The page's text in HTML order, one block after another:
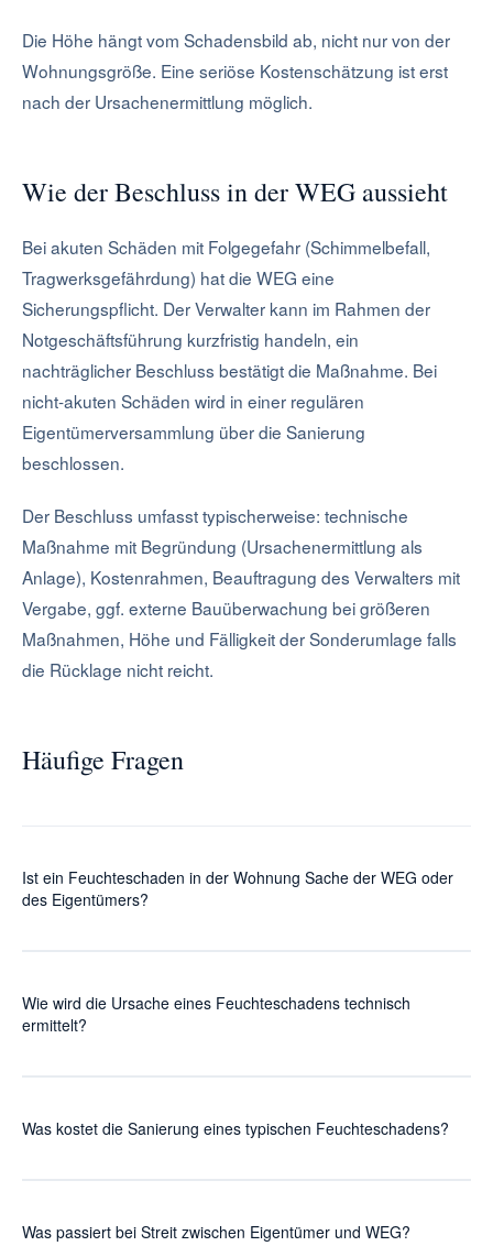
Die Höhe hängt vom Schadensbild ab, nicht nur von der
Wohnungsgröße. Eine seriöse Kostenschätzung ist erst
nach der Ursachenermittlung möglich.
Wie der Beschluss in der WEG aussieht
Bei akuten Schäden mit Folgegefahr (Schimmelbefall,
Tragwerksgefährdung) hat die WEG eine
Sicherungspflicht. Der Verwalter kann im Rahmen der
Notgeschäftsführung kurzfristig handeln, ein
nachträglicher Beschluss bestätigt die Maßnahme. Bei
nicht-akuten Schäden wird in einer regulären
Eigentümerversammlung über die Sanierung
beschlossen.
Der Beschluss umfasst typischerweise: technische
Maßnahme mit Begründung (Ursachenermittlung als
Anlage), Kostenrahmen, Beauftragung des Verwalters mit
Vergabe, ggf. externe Bauüberwachung bei größeren
Maßnahmen, Höhe und Fälligkeit der Sonderumlage falls
die Rücklage nicht reicht.
Häufige Fragen
Ist ein Feuchteschaden in der Wohnung Sache der WEG oder
des Eigentümers?
Steigleitung, Drainage), trägt die WEG. Liegt die Ursache
im Sondereigentum, trägt der Eigentümer.
Wie wird die Ursache eines Feuchteschadens technisch
ermittelt?
Salzbestimmung. Dauer 1 bis 4 Stunden vor Ort plus
Was kostet die Sanierung eines typischen Feuchteschadens?
60.000 EUR.
Was passiert bei Streit zwischen Eigentümer und WEG?